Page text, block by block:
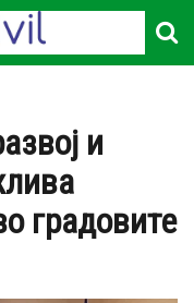
и
градовите